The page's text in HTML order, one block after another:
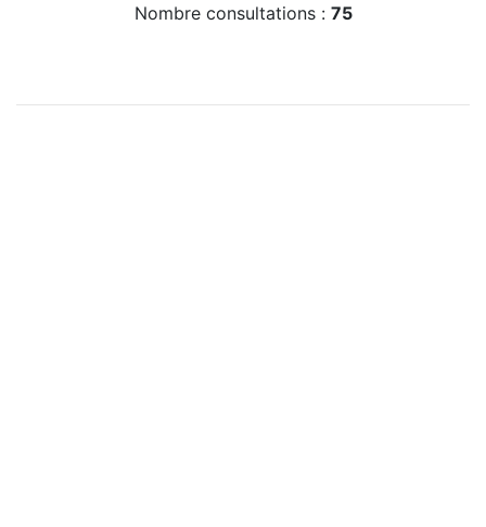
Nombre consultations : 75